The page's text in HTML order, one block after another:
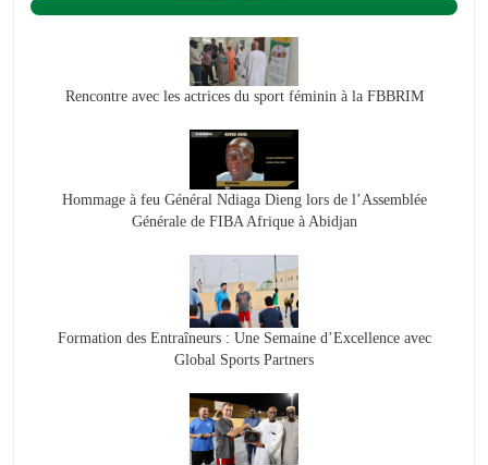
Rencontre avec les actrices du sport féminin à la FBBRIM
Hommage à feu Général Ndiaga Dieng lors de l’Assemblée
Générale de FIBA Afrique à Abidjan
Formation des Entraîneurs : Une Semaine d’Excellence avec
Global Sports Partners